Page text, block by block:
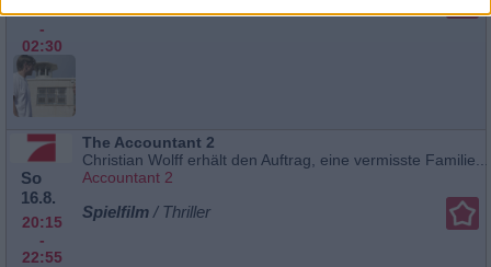
00:40
-
02:30
So
16.8.
20:15
-
22:55
The Accountant 2
Christian Wolff erhält den Auftrag, eine vermisste Familie...
Accountant 2
Spielfilm / Thriller